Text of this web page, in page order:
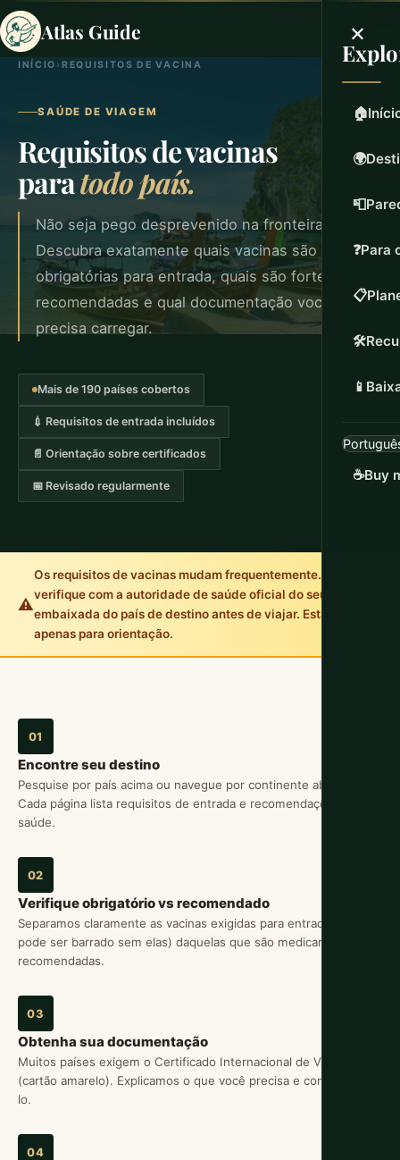
Atlas Guide ×
🏠
🌍
📮
❓Para
📋
🛠️
📱
☕Buy
INÍCIO › REQUISITOS DE VACINA
SAÚDE DE VIAGEM
Requisitos de vacinas
paratodo país.
Não seja pego desprevenido na fronteira.
Descubra exatamente quais vacinas são
obrigatórias para entrada, quais são fortemente
recomendadas e qual documentação você
precisa carregar.
Mais de 190 países cobertos
💉 Requisitos de entrada incluídos
📄 Orientação sobre certificados
📅 Revisado regularmente
⚠️
Os requisitos de vacinas mudam frequentemente. Sempre
verifique com a autoridade de saúde oficial do seu país e a
embaixada do país de destino antes de viajar. Esta página é
apenas para orientação.
01
Encontre seu destino
Pesquise por país acima ou navegue por continente abaixo.
Cada página lista requisitos de entrada e recomendações de
saúde.
02
Verifique obrigatório vs recomendado
Separamos claramente as vacinas exigidas para entrada (você
pode ser barrado sem elas) daquelas que são medicamente
recomendadas.
03
Obtenha sua documentação
Muitos países exigem o Certificado Internacional de Vacinação
(cartão amarelo). Explicamos o que você precisa e como obtê-
lo.
04